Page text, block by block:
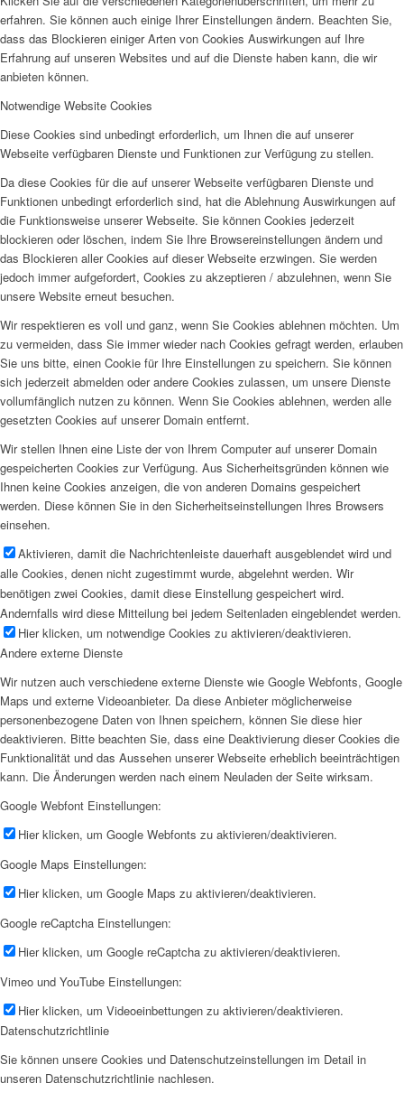
erfahren. Sie können auch einige Ihrer Einstellungen ändern. Beachten Sie,
dass das Blockieren einiger Arten von Cookies Auswirkungen auf Ihre
Erfahrung auf unseren Websites und auf die Dienste haben kann, die wir
anbieten können.
Notwendige Website Cookies
Diese Cookies sind unbedingt erforderlich, um Ihnen die auf unserer
Webseite verfügbaren Dienste und Funktionen zur Verfügung zu stellen.
Da diese Cookies für die auf unserer Webseite verfügbaren Dienste und
Funktionen unbedingt erforderlich sind, hat die Ablehnung Auswirkungen auf
die Funktionsweise unserer Webseite. Sie können Cookies jederzeit
blockieren oder löschen, indem Sie Ihre Browsereinstellungen ändern und
das Blockieren aller Cookies auf dieser Webseite erzwingen. Sie werden
jedoch immer aufgefordert, Cookies zu akzeptieren / abzulehnen, wenn Sie
unsere Website erneut besuchen.
Wir respektieren es voll und ganz, wenn Sie Cookies ablehnen möchten. Um
zu vermeiden, dass Sie immer wieder nach Cookies gefragt werden, erlauben
Sie uns bitte, einen Cookie für Ihre Einstellungen zu speichern. Sie können
sich jederzeit abmelden oder andere Cookies zulassen, um unsere Dienste
vollumfänglich nutzen zu können. Wenn Sie Cookies ablehnen, werden alle
gesetzten Cookies auf unserer Domain entfernt.
Wir stellen Ihnen eine Liste der von Ihrem Computer auf unserer Domain
gespeicherten Cookies zur Verfügung. Aus Sicherheitsgründen können wie
Ihnen keine Cookies anzeigen, die von anderen Domains gespeichert
werden. Diese können Sie in den Sicherheitseinstellungen Ihres Browsers
einsehen.
Aktivieren, damit die Nachrichtenleiste dauerhaft ausgeblendet wird und
alle Cookies, denen nicht zugestimmt wurde, abgelehnt werden. Wir
benötigen zwei Cookies, damit diese Einstellung gespeichert wird.
Andernfalls wird diese Mitteilung bei jedem Seitenladen eingeblendet werden.
Hier klicken, um notwendige Cookies zu aktivieren/deaktivieren.
Andere externe Dienste
Wir nutzen auch verschiedene externe Dienste wie Google Webfonts, Google
Maps und externe Videoanbieter. Da diese Anbieter möglicherweise
personenbezogene Daten von Ihnen speichern, können Sie diese hier
deaktivieren. Bitte beachten Sie, dass eine Deaktivierung dieser Cookies die
Funktionalität und das Aussehen unserer Webseite erheblich beeinträchtigen
kann. Die Änderungen werden nach einem Neuladen der Seite wirksam.
Google Webfont Einstellungen:
Hier klicken, um Google Webfonts zu aktivieren/deaktivieren.
Google Maps Einstellungen:
Hier klicken, um Google Maps zu aktivieren/deaktivieren.
Google reCaptcha Einstellungen:
Hier klicken, um Google reCaptcha zu aktivieren/deaktivieren.
Vimeo und YouTube Einstellungen:
Hier klicken, um Videoeinbettungen zu aktivieren/deaktivieren.
Datenschutzrichtlinie
Sie können unsere Cookies und Datenschutzeinstellungen im Detail in
unseren Datenschutzrichtlinie nachlesen.